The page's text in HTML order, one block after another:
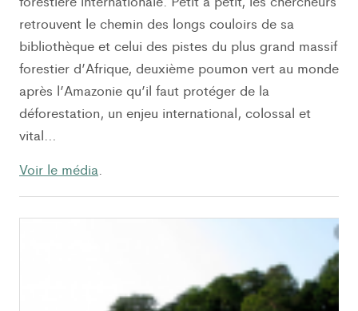
retrouvent le chemin des longs couloirs de sa
bibliothèque et celui des pistes du plus grand massif
forestier d’Afrique, deuxième poumon vert au monde
après l’Amazonie qu’il faut protéger de la
déforestation, un enjeu international, colossal et
vital…
Voir le média.